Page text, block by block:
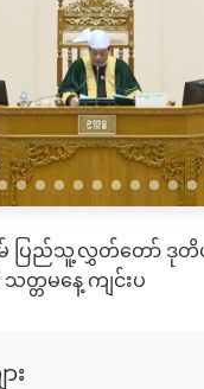
ပြည်သူ့လွှတ်တော် ဒုတိ
တ္တမနေ့ ကျင်းပ
း